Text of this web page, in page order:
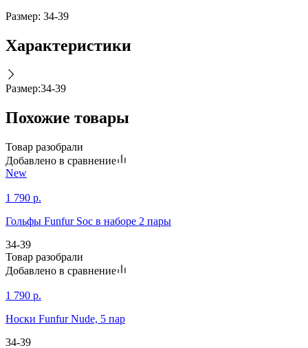
Размер: 34-39
Характеристики
Размер:34-39
Похожие товары
Товар разобрали
Добавлено в сравнение
New
1 790 р.
Гольфы Funfur Soc в наборе 2 пары
34-39
Товар разобрали
Добавлено в сравнение
1 790 р.
Носки Funfur Nude, 5 пар
34-39